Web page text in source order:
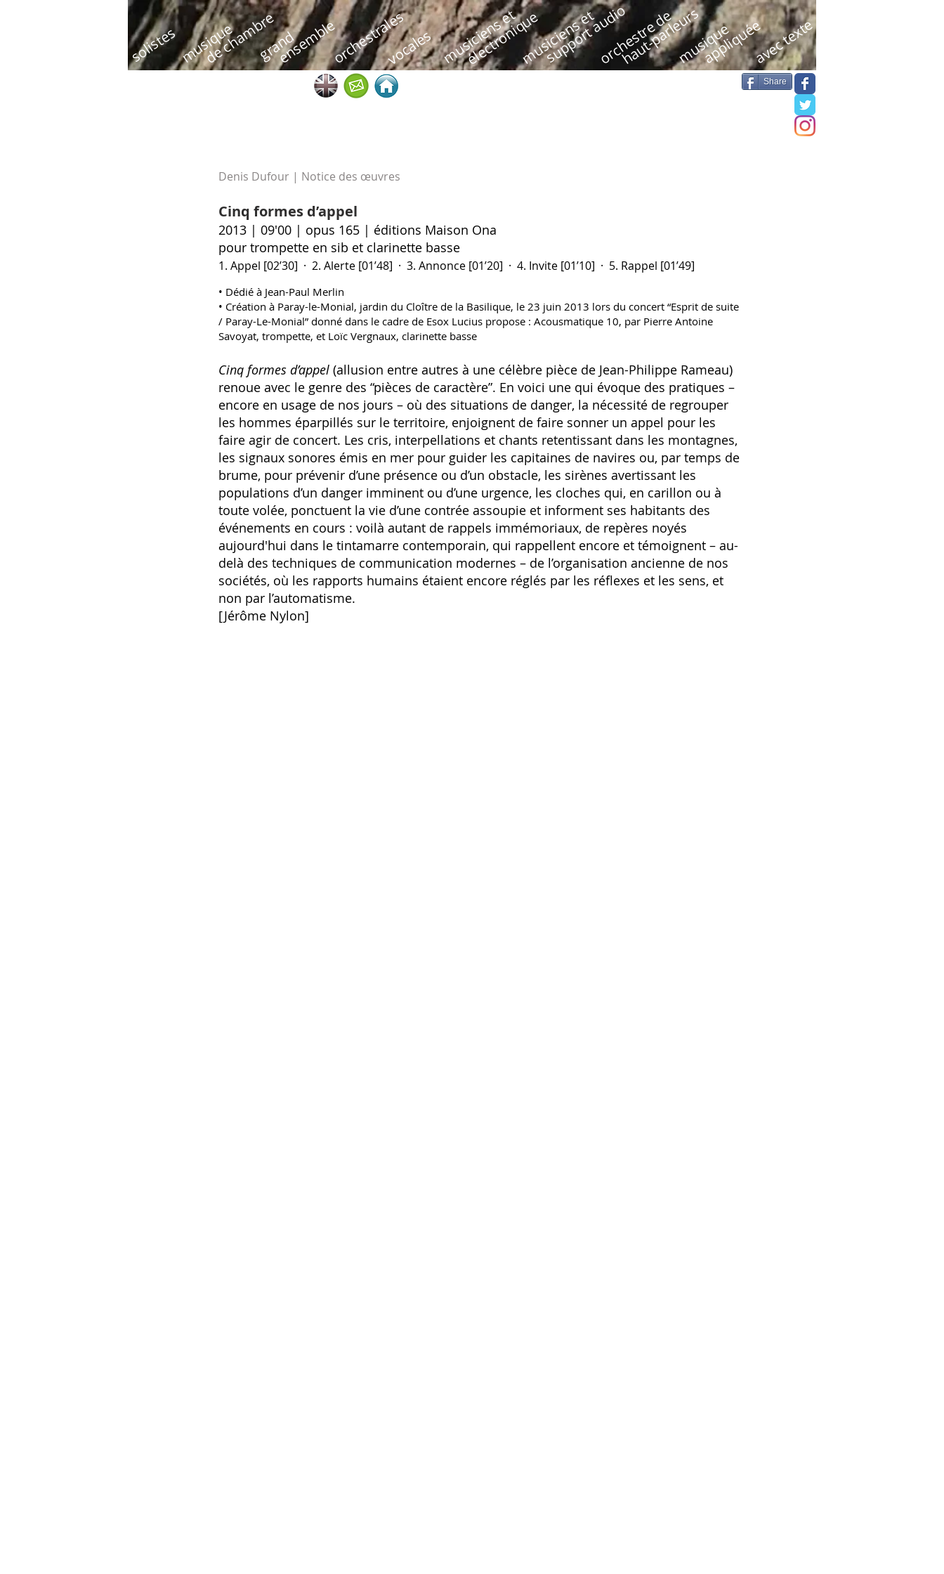
Share
solistesmusique ensembleorchestralesvocales
de chambregrand musiciens etmusiciens etorchestre demusique
électroniquesupport audio appliquéeavec texte
haut-parleurs
Denis Dufour | Notice des œuvres
Cinq formes d’appel
2013 | 09'00 | opus 165 | éditions Maison Ona
pour trompette en sib et clarinette basse
1. Appel [02’30] · 2. Alerte [01’48] · 3. Annonce [01’20] · 4. Invite [01’10] · 5. Rappel [01’49]
• Dédié à Jean-Paul Merlin
• Création à Paray-le-Monial, jardin du Cloître de la Basilique, le 23 juin 2013 lors du concert “Esprit de suite
/ Paray-Le-Monial” donné dans le cadre de Esox Lucius propose : Acousmatique 10, par Pierre Antoine
Savoyat, trompette, et Loïc Vergnaux, clarinette basse
Cinq formes d’appel (allusion entre autres à une célèbre pièce de Jean-Philippe Rameau)
renoue avec le genre des “pièces de caractère”. En voici une qui évoque des pratiques –
encore en usage de nos jours – où des situations de danger, la nécessité de regrouper
les hommes éparpillés sur le territoire, enjoignent de faire sonner un appel pour les
faire agir de concert. Les cris, interpellations et chants retentissant dans les montagnes,
les signaux sonores émis en mer pour guider les capitaines de navires ou, par temps de
brume, pour prévenir d’une présence ou d’un obstacle, les sirènes avertissant les
populations d’un danger imminent ou d’une urgence, les cloches qui, en carillon ou à
toute volée, ponctuent la vie d’une contrée assoupie et informent ses habitants des
événements en cours : voilà autant de rappels immémoriaux, de repères noyés
aujourd'hui dans le tintamarre contemporain, qui rappellent encore et témoignent – au-
delà des techniques de communication modernes – de l’organisation ancienne de nos
sociétés, où les rapports humains étaient encore réglés par les réflexes et les sens, et
non par l’automatisme.
[Jérôme Nylon]